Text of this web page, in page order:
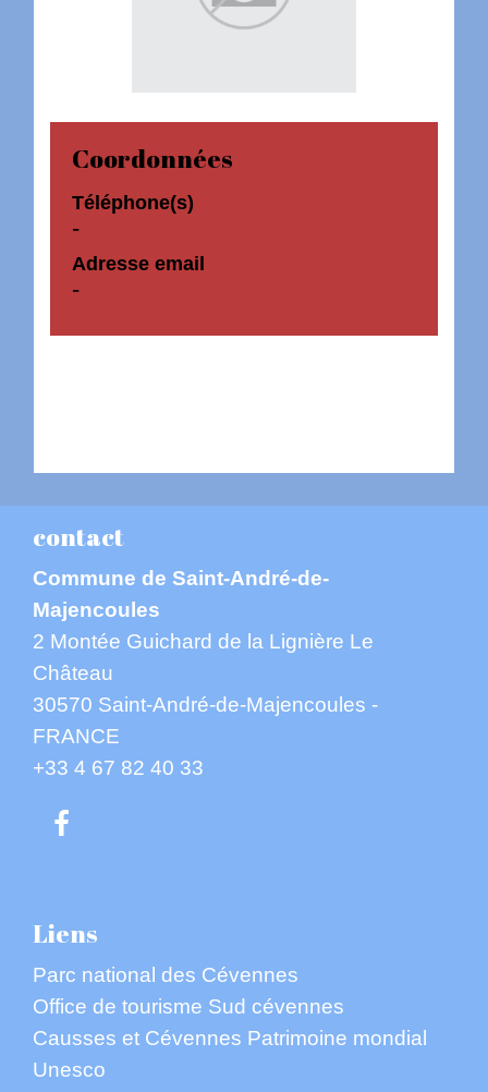
Coordonnées
Téléphone(s)
-
Adresse email
-
contact
Commune de Saint-André-de-
Majencoules
2 Montée Guichard de la Lignière Le
Château
30570 Saint-André-de-Majencoules -
FRANCE
+33 4 67 82 40 33
Liens
Parc national des Cévennes
Office de tourisme Sud cévennes
Causses et Cévennes Patrimoine mondial
Unesco